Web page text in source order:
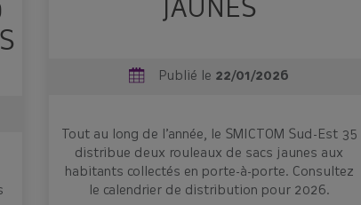
JAUNES
Publié le 22/01/2026
Tout au long de l’année, le SMICTOM Sud-Est 35
distribue deux rouleaux de sacs jaunes aux
habitants collectés en porte-à-porte. Consultez
le calendrier de distribution pour 2026.